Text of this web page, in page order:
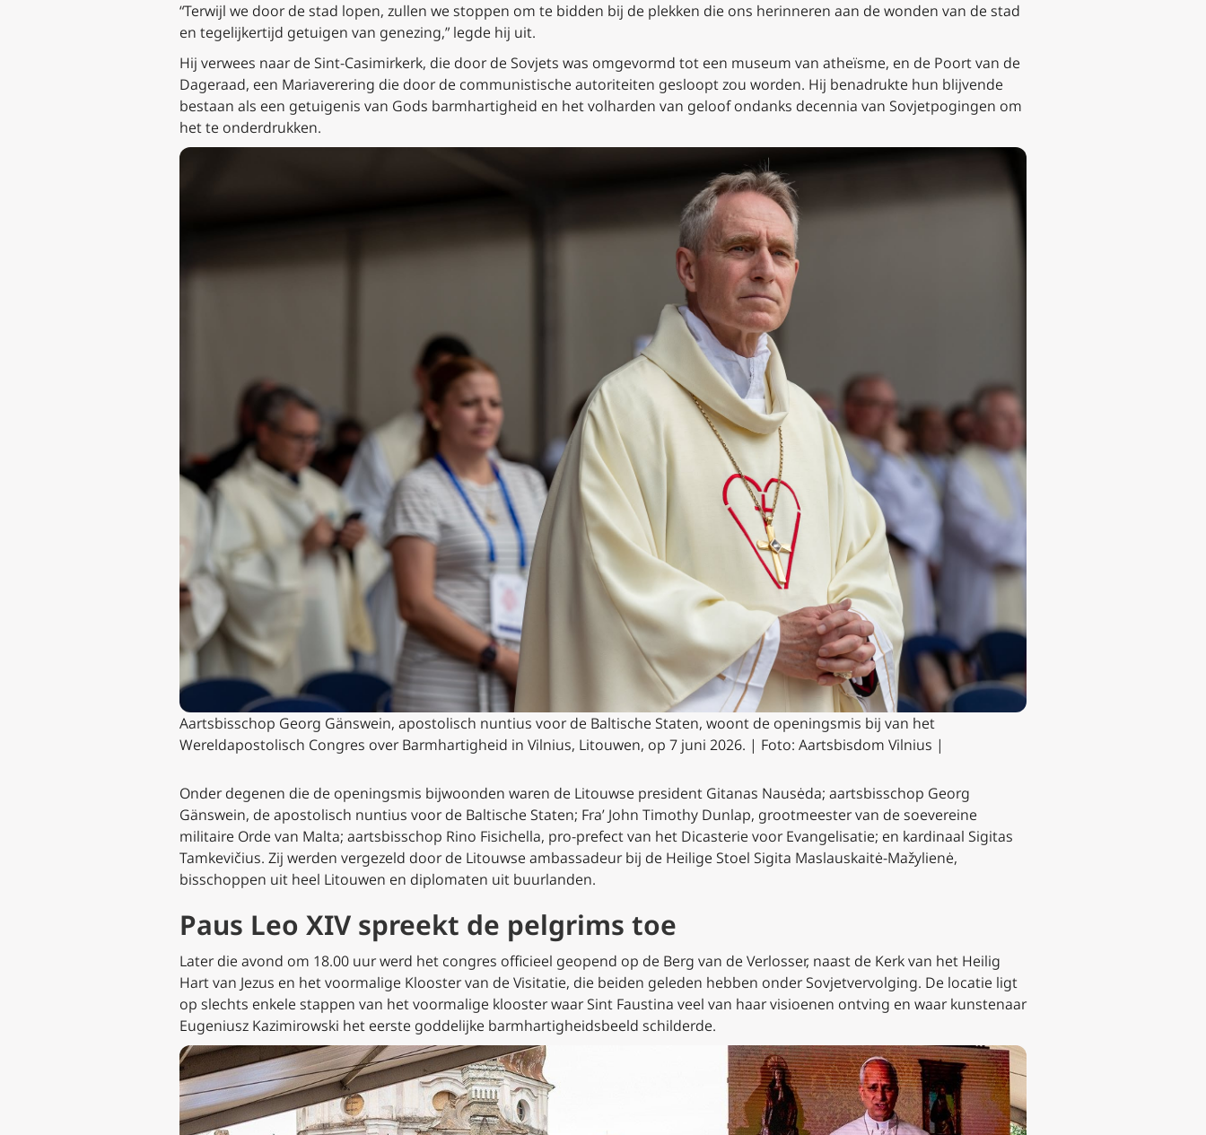
“Terwijl we door de stad lopen, zullen we stoppen om te bidden bij de plekken die ons herinneren aan de wonden van de stad
en tegelijkertijd getuigen van genezing,” legde hij uit.
Hij verwees naar de Sint-Casimirkerk, die door de Sovjets was omgevormd tot een museum van atheïsme, en de Poort van de
Dageraad, een Mariaverering die door de communistische autoriteiten gesloopt zou worden. Hij benadrukte hun blijvende
bestaan als een getuigenis van Gods barmhartigheid en het volharden van geloof ondanks decennia van Sovjetpogingen om
het te onderdrukken.
Aartsbisschop Georg Gänswein, apostolisch nuntius voor de Baltische Staten, woont de openingsmis bij van het
Wereldapostolisch Congres over Barmhartigheid in Vilnius, Litouwen, op 7 juni 2026. | Foto: Aartsbisdom Vilnius |
Onder degenen die de openingsmis bijwoonden waren de Litouwse president Gitanas Nausėda; aartsbisschop Georg
Gänswein, de apostolisch nuntius voor de Baltische Staten; Fra’ John Timothy Dunlap, grootmeester van de soevereine
militaire Orde van Malta; aartsbisschop Rino Fisichella, pro-prefect van het Dicasterie voor Evangelisatie; en kardinaal Sigitas
Tamkevičius. Zij werden vergezeld door de Litouwse ambassadeur bij de Heilige Stoel Sigita Maslauskaitė-Mažylienė,
bisschoppen uit heel Litouwen en diplomaten uit buurlanden.
Paus Leo XIV spreekt de pelgrims toe
Later die avond om 18.00 uur werd het congres officieel geopend op de Berg van de Verlosser, naast de Kerk van het Heilig
Hart van Jezus en het voormalige Klooster van de Visitatie, die beiden geleden hebben onder Sovjetvervolging. De locatie ligt
op slechts enkele stappen van het voormalige klooster waar Sint Faustina veel van haar visioenen ontving en waar kunstenaar
Eugeniusz Kazimirowski het eerste goddelijke barmhartigheidsbeeld schilderde.